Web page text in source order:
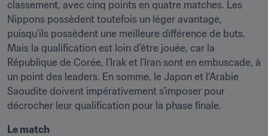
classement, avec cinq points en quatre matches. Les
Nippons possèdent toutefois un léger avantage,
puisqu'ils possèdent une meilleure différence de buts.
Mais la qualification est loin d'être jouée, car la
République de Corée, l'Irak et l'Iran sont en embuscade, à
un point des leaders. En somme, le Japon et l'Arabie
Saoudite doivent impérativement s'imposer pour
décrocher leur qualification pour la phase finale.
Le match